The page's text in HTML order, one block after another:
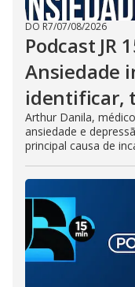
DO R7/07/08/2026
Podcast JR
Ansiedade
identificar,
Arthur Danila,
ansiedade e
principal causa de